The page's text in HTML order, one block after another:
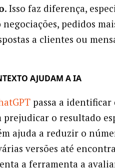
. Isso faz diferença,
pedidos
a clientes ou
AJUDAM A IA
passa a identificar
o resultado
ajuda a reduzir o
versões até
a ferramenta a